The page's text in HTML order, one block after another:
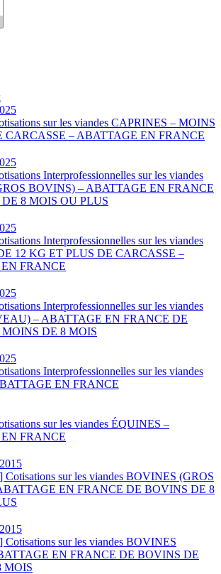
sur les viandes CAPRINES – MOINS
CARCASSE – ABATTAGE EN FRANCE
Interprofessionnelles sur les viandes
BOVINS) – ABATTAGE EN FRANCE
8 MOIS OU PLUS
Interprofessionnelles sur les viandes
12 KG ET PLUS DE CARCASSE –
FRANCE
Interprofessionnelles sur les viandes
– ABATTAGE EN FRANCE DE
DE 8 MOIS
Interprofessionnelles sur les viandes
EN FRANCE
sur les viandes ÉQUINES –
FRANCE
sur les viandes BOVINES (GROS
EN FRANCE DE BOVINS DE 8
sur les viandes BOVINES
EN FRANCE DE BOVINS DE
MOIS